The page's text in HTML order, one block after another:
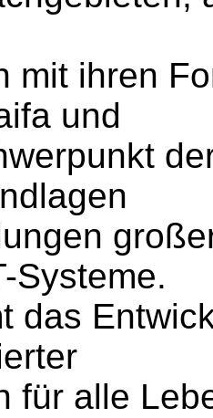
mit ihren
und
Systeme.
das
für alle